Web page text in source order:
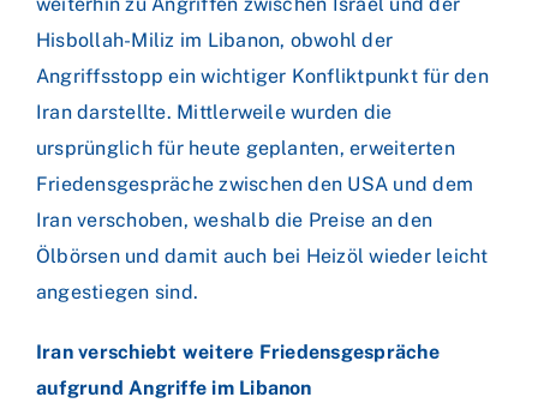
Hisbollah-Miliz im Libanon, obwohl der
Angriffsstopp ein wichtiger Konfliktpunkt für den
Iran darstellte. Mittlerweile wurden die
ursprünglich für heute geplanten, erweiterten
Friedensgespräche zwischen den USA und dem
Iran verschoben, weshalb die Preise an den
Ölbörsen und damit auch bei Heizöl wieder leicht
angestiegen sind.
Iran verschiebt weitere Friedensgespräche
aufgrund Angriffe im Libanon